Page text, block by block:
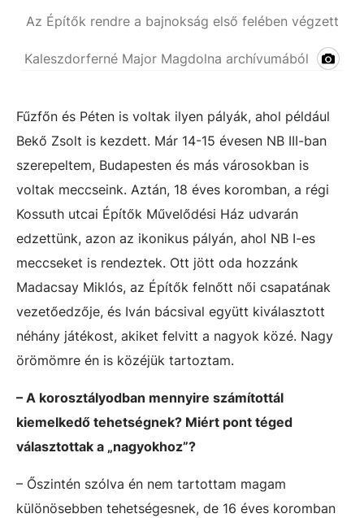
Az Építők rendre a bajnokság első felében végzett
Kaleszdorferné Major Magdolna archívumából
Fűzfőn és Péten is voltak ilyen pályák, ahol például
Bekő Zsolt is kezdett. Már 14-15 évesen NB III-ban
szerepeltem, Budapesten és más városokban is
voltak meccseink. Aztán, 18 éves koromban, a régi
Kossuth utcai Építők Művelődési Ház udvarán
edzettünk, azon az ikonikus pályán, ahol NB I-es
meccseket is rendeztek. Ott jött oda hozzánk
Madacsay Miklós, az Építők felnőtt női csapatának
vezetőedzője, és Iván bácsival együtt kiválasztott
néhány játékost, akiket felvitt a nagyok közé. Nagy
örömömre én is közéjük tartoztam.
– A korosztályodban mennyire számítottál
kiemelkedő tehetségnek? Miért pont téged
választottak a „nagyokhoz”?
– Őszintén szólva én nem tartottam magam
különösebben tehetségesnek, de 16 éves koromban